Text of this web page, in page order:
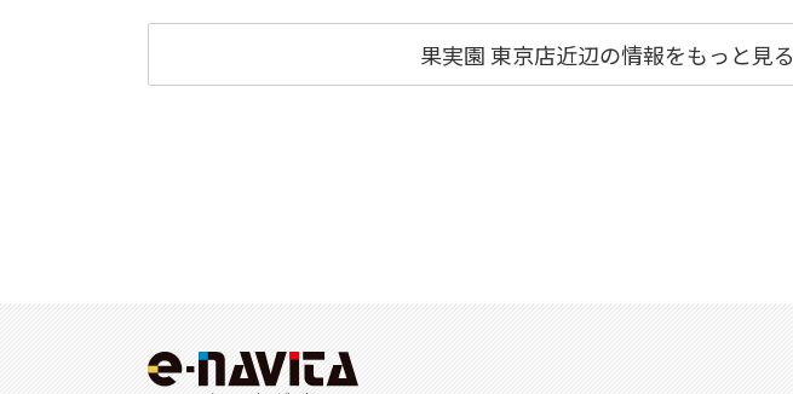
果実園 東京店近辺の情報をもっと見る